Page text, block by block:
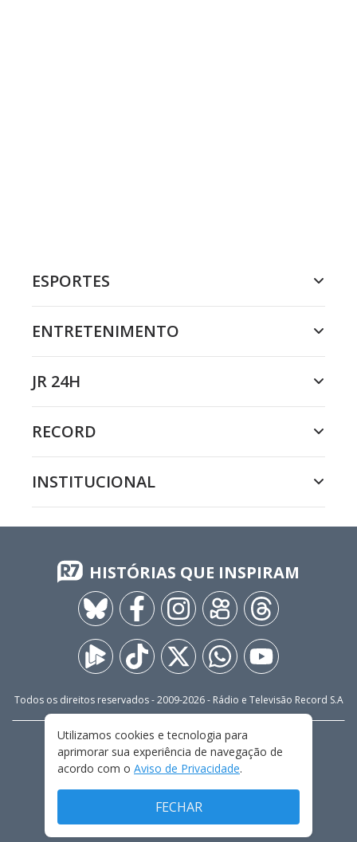
ESPORTES
ENTRETENIMENTO
JR 24H
RECORD
INSTITUCIONAL
HISTÓRIAS QUE INSPIRAM
Todos os direitos reservados - 2009-2026- Rádio e Televisão Record S.A
FALE CONOSCO
PRIVACIDADE
TERMOS E CONDIÇÕES DE USO
Utilizamos cookies e tecnologia para
aprimorar sua experiência de navegação de
acordo com o Aviso de Privacidade.
FECHAR